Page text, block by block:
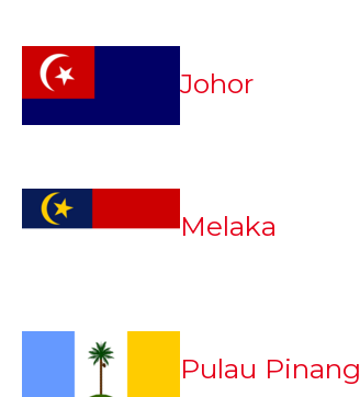
Johor
Melaka
Pulau Pinang